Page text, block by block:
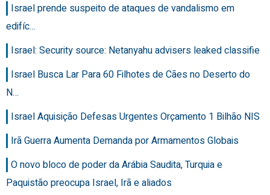
Israel prende suspeito de ataques de vandalismo em
edifíc…
Israel: Security source: Netanyahu advisers leaked classifie
Israel Busca Lar Para 60 Filhotes de Cães no Deserto do
N…
Israel Aquisição Defesas Urgentes Orçamento 1 Bilhão NIS
Irã Guerra Aumenta Demanda por Armamentos Globais
O novo bloco de poder da Arábia Saudita, Turquia e
Paquistão preocupa Israel, Irã e aliados